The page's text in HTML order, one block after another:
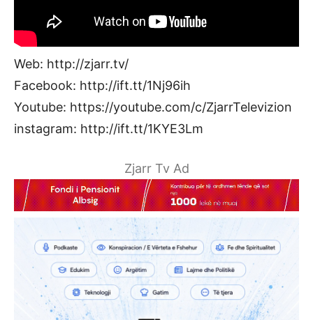
Web: http://zjarr.tv/
Facebook: http://ift.tt/1Nj96ih
Youtube: https://youtube.com/c/ZjarrTelevizion
instagram: http://ift.tt/1KYE3Lm
Zjarr Tv Ad